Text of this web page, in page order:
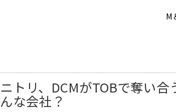
M
ニトリ、DCMがTOBで奪い
んな会社？